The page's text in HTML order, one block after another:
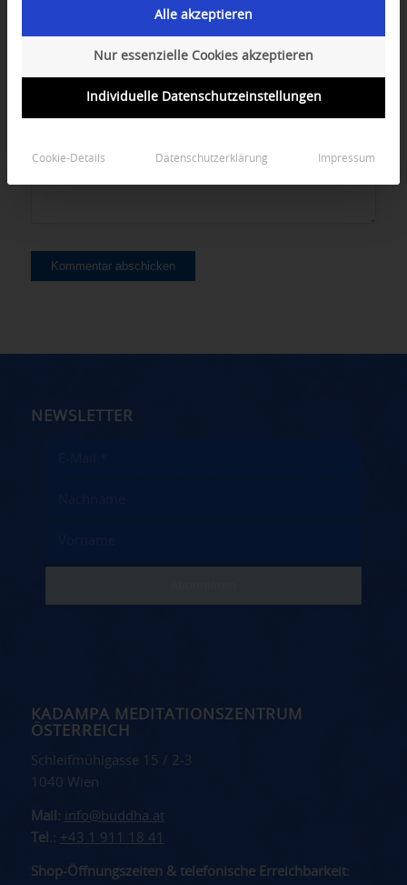
NEWSLETTER
KADAMPA MEDITATIONSZENTRUM
ÖSTERREICH
Schleifmühlgasse 15 / 2-3
1040 Wien
Mail: info@buddha.at
Tel.: +43 1 911 18 41
Shop-Öffnungszeiten & telefonische Erreichbarkeit:
Alle akzeptieren
Nur essenzielle Cookies akzeptieren
Individuelle Datenschutzeinstellungen
Cookie-Details Datenschutzerklärung Impressum